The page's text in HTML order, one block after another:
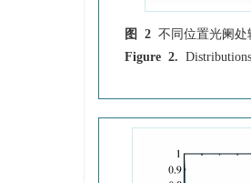
图 2 不同位置光阑处
Figure 2.